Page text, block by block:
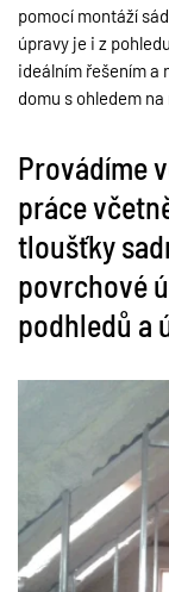
pomocí montáží
úpravy je i z
ideálním řešením a
domu s ohledem
Provádíme
práce
tloušťky
povrchové
podhledů a